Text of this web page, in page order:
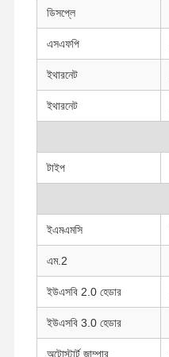
বাড়ি পণ্য
ডিসপ্লে
এসএফপি
ইথারনেট
ইথারনেট
টাইপ
ইএমএমসি
এম.2
ইউএসবি 2.0 হেডার
ইউএসবি 3.0 হেডার
অটোস্টার্ট জাম্পার